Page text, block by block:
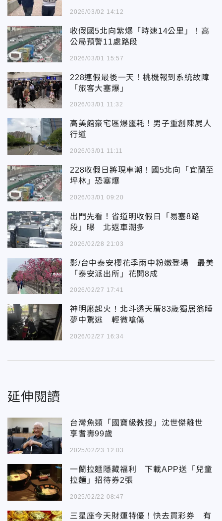
2026/03/02 14:12
收假國5北向紫爆「時速14公里」！高
公局預警11處路段
2026/03/01 15:57
228連假最後一天！桃機報到系統故障
「旅客大塞爆」
2026/03/01 11:32
高美館豪宅區爆噩耗！男子重創陳屍人
行道
2026/03/01 11:11
228收假日將現車潮！國5北向「宜蘭至
坪林」恐塞爆
2026/03/01 09:20
出門先看！省道明收假日「易塞8路
段」曝 北返車潮多
2026/02/28 21:03
影/台中泰安櫻花季雨中粉嫩登場 最美
「泰安派出所」花開8成
2026/02/27 17:41
神明廳起火！北斗透天厝83歲獨居翁睡
夢中驚逃 輕微嗆傷
2026/02/27 16:34
延伸閱讀
台灣魚類「國寶級教授」沈世傑離世
享耆壽99歲
2025/02/23 12:03
一蘭拉麵隱藏福利 下載APP送「兒童
拉麵」招待券2張
2025/02/22 08:47
三星座今天財運特優！快去買彩券 有